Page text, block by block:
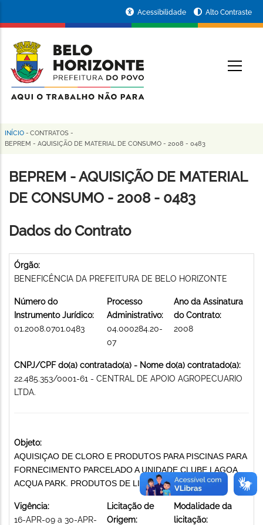
conteúdo
principal
da
Prefeitura
de
Horizonte
Acessibilidade Alto Contraste
Trilha
navegação
INÍCIO - CONTRATOS -
BEPREM - AQUISIÇÃO DE MATERIAL DE CONSUMO - 2008 - 0483
BEPREM - AQUISIÇÃO DE MATERIAL
DE CONSUMO - 2008 - 0483
Dados do Contrato
Órgão:
BENEFICÊNCIA DA PREFEITURA DE BELO HORIZONTE
Número do
Instrumento Jurídico:
01.2008.0701.0483
Processo
Administrativo:
04.000284.20-
07
Ano da Assinatura
do Contrato:
2008
CNPJ/CPF do(a) contratado(a) - Nome do(a) contratado(a):
22.485.353/0001-61 - CENTRAL DE APOIO AGROPECUARIO
LTDA.
Objeto:
AQUISIÇAO DE CLORO E PRODUTOS PARA PISCINAS PARA
FORNECIMENTO PARCELADO A UNIDADE CLUBE LAGOA
ACQUA PARK. PRODUTOS DE LIMPEZA
Vigência:
16-APR-09 a 30-APR-
Licitação de
Origem:
Modalidade da
licitação: